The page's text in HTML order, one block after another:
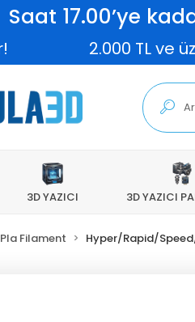
Saat 17.00’ye
2.000 TL ve üzeri
3D YAZICI 3D YAZICI
Pla Filament Hyper/Rapid/